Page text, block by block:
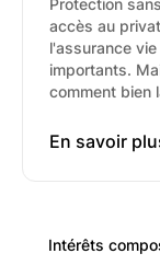
Protection
accès au
l'assurance
importants.
comment bien
En savoir
Intérêts